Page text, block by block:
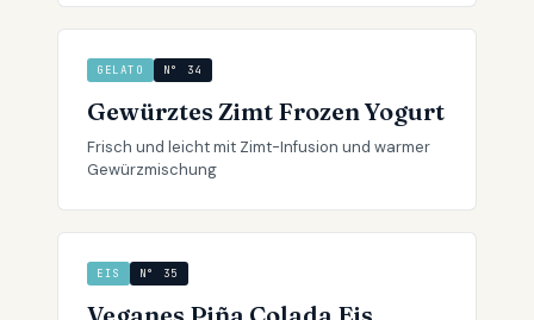
GELATO N° 34
Gewürztes Zimt Frozen Yogurt
Frisch und leicht mit Zimt-Infusion und warmer
Gewürzmischung
EIS N° 35